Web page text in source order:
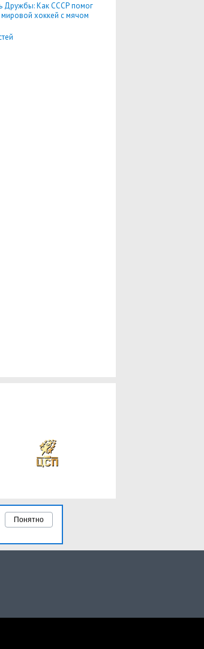
Дружбы: Как СССР помог
хоккей с мячом
Понятно